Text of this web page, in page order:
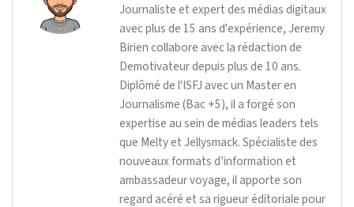
Journaliste et expert des médias digitaux
avec plus de 15 ans d'expérience, Jeremy
Birien collabore avec la rédaction de
Demotivateur depuis plus de 10 ans.
Diplômé de l'ISFJ avec un Master en
Journalisme (Bac +5), il a forgé son
expertise au sein de médias leaders tels
que Melty et Jellysmack. Spécialiste des
nouveaux formats d’information et
ambassadeur voyage, il apporte son
regard acéré et sa rigueur éditoriale pour